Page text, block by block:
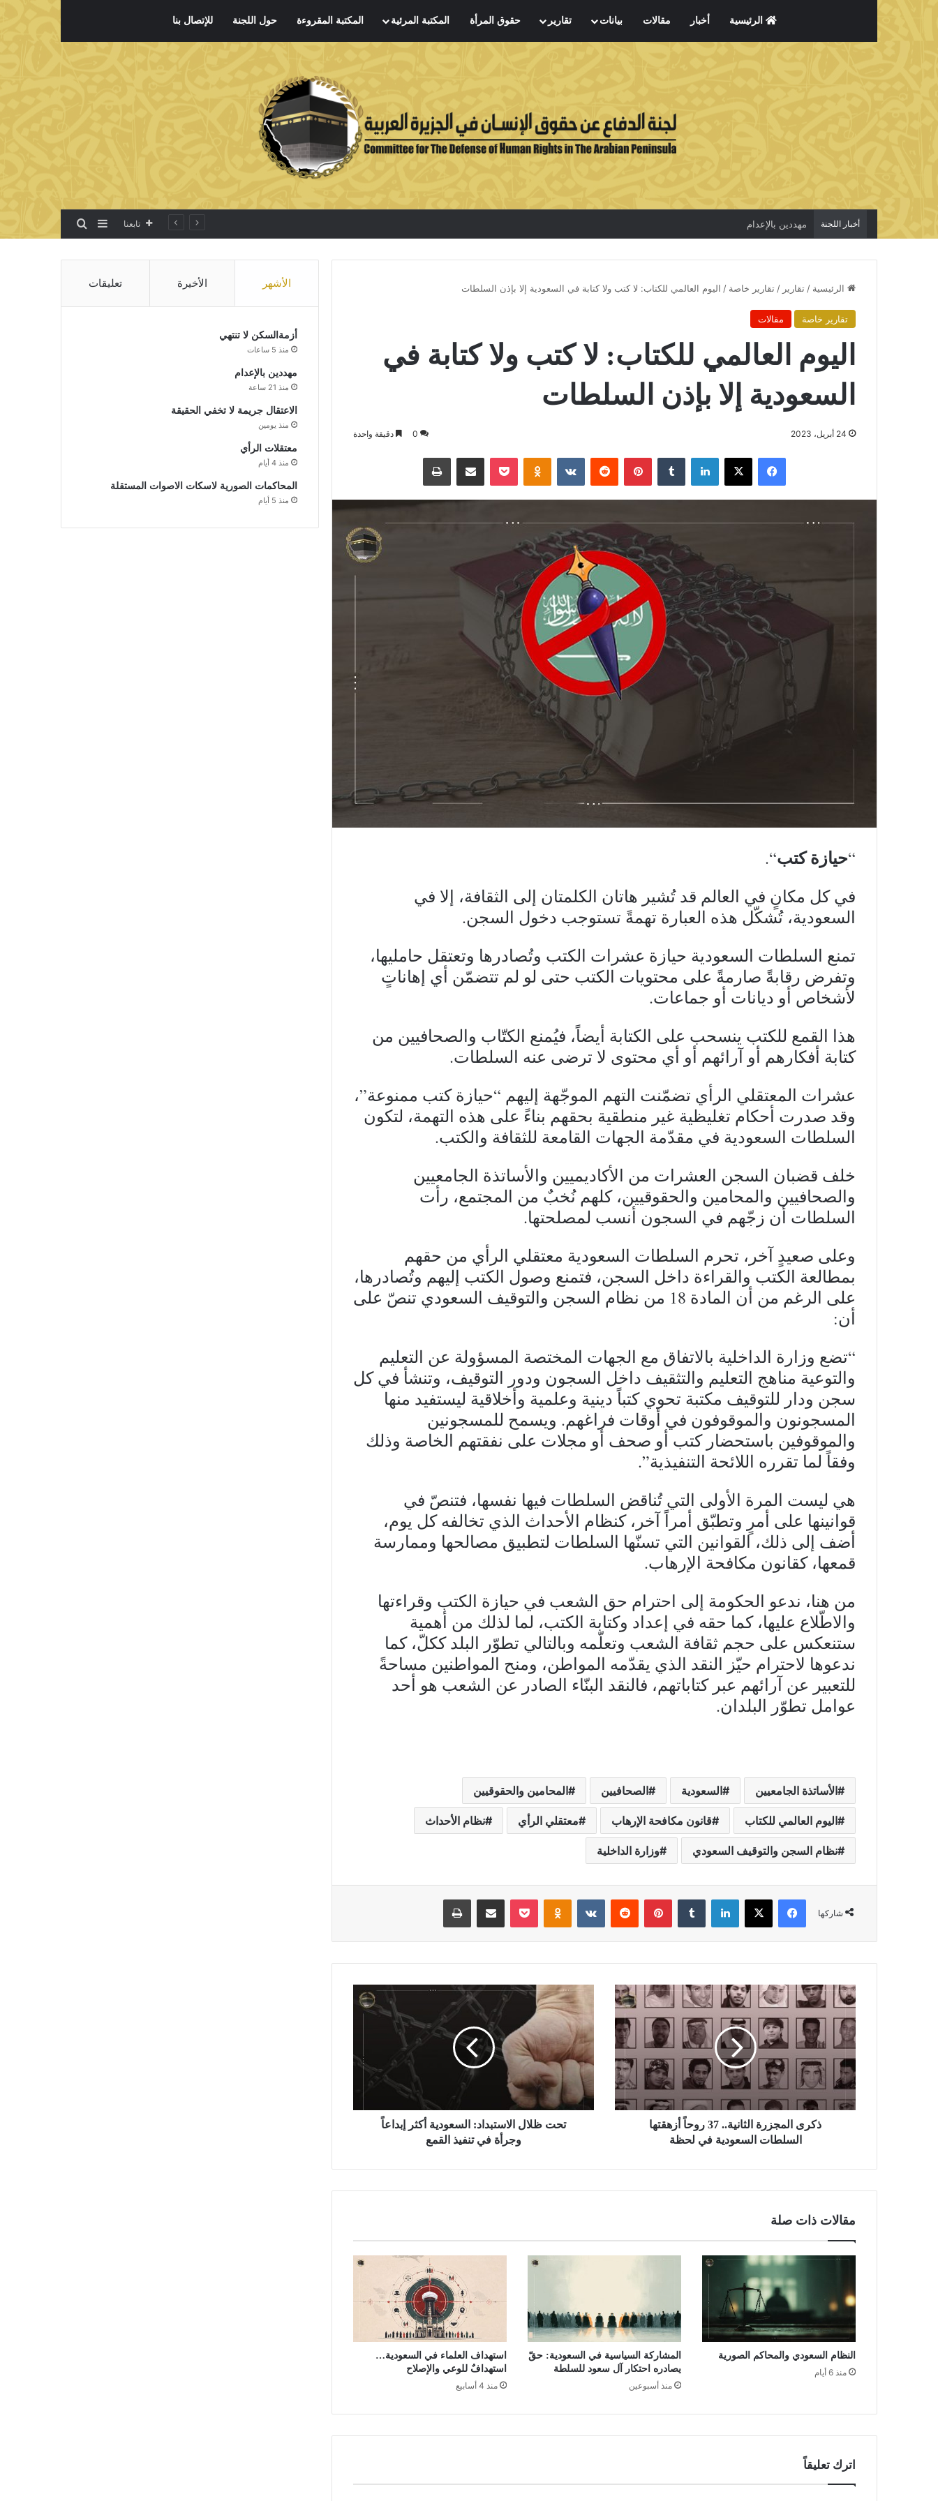
الرئيسية أخبار مقالات بيانات تقارير حقوق المرأة المكتبة المرئية المكتبة المقروءة حول اللجنة للإتصال بنا
أخبار اللجنة الاعتقال جريمة لا تخفي الحقيقة تابعنا إضافة عمود جانبي
بحث عن
الرئيسية / تقارير / تقارير خاصة / اليوم العالمي للكتاب: لا كتب ولا كتابة في السعودية إلا بإذن السلطات
تقارير خاصة مقالات
اليوم العالمي للكتاب: لا كتب ولا كتابة في
السعودية إلا بإذن السلطات
24 أبريل، 2023 0 دقيقة واحدة
فيسبوك X لينكدإن بينتيريست Odnoklassniki
بوكيت مشاركة عبر البريد طباعة
“حيازة كتب“.
في كل مكانٍ في العالم قد تُشير هاتان الكلمتان إلى الثقافة، إلا في
السعودية، تُشكّل هذه العبارة تهمةً تستوجب دخول السجن.
تمنع السلطات السعودية حيازة عشرات الكتب وتُصادرها وتعتقل حامليها،
وتفرض رقابةً صارمةً على محتويات الكتب حتى لو لم تتضمّن أي إهاناتٍ
لأشخاص أو ديانات أو جماعات.
هذا القمع للكتب ينسحب على الكتابة أيضاً، فيُمنع الكتّاب والصحافيين من
كتابة أفكارهم أو آرائهم أو أي محتوى لا ترضى عنه السلطات.
عشرات المعتقلي الرأي تضمّنت التهم الموجّهة إليهم “حيازة كتب ممنوعة”،
وقد صدرت أحكام تغليظية غير منطقية بحقهم بناءً على هذه التهمة، لتكون
السلطات السعودية في مقدّمة الجهات القامعة للثقافة والكتب.
خلف قضبان السجن العشرات من الأكاديميين والأساتذة الجامعيين
والصحافيين والمحامين والحقوقيين، كلهم نُخبٌ من المجتمع، رأت
السلطات أن زجّهم في السجون أنسب لمصلحتها.
وعلى صعيدٍ آخر، تحرم السلطات السعودية معتقلي الرأي من حقهم
بمطالعة الكتب والقراءة داخل السجن، فتمنع وصول الكتب إليهم وتُصادرها،
على الرغم من أن المادة 18 من نظام السجن والتوقيف السعودي تنصّ على
أن:
“تضع وزارة الداخلية بالاتفاق مع الجهات المختصة المسؤولة عن التعليم
والتوعية مناهج التعليم والتثقيف داخل السجون ودور التوقيف، وتنشأ في كل
سجن ودار للتوقيف مكتبة تحوي كتباً دينية وعلمية وأخلاقية ليستفيد منها
المسجونون والموقوفون في أوقات فراغهم. ويسمح للمسجونين
والموقوفين باستحضار كتب أو صحف أو مجلات على نفقتهم الخاصة وذلك
وفقاً لما تقرره اللائحة التنفيذية”.
هي ليست المرة الأولى التي تُناقض السلطات فيها نفسها، فتنصّ في
قوانينها على أمرٍ وتطبّق أمراً آخر، كنظام الأحداث الذي تخالفه كل يوم،
أضف إلى ذلك، القوانين التي تسنّها السلطات لتطبيق مصالحها وممارسة
قمعها، كقانون مكافحة الإرهاب.
من هنا، ندعو الحكومة إلى احترام حق الشعب في حيازة الكتب وقراءتها
والاطّلاع عليها، كما حقه في إعداد وكتابة الكتب، لما لذلك من أهمية
ستنعكس على حجم ثقافة الشعب وتعلّمه وبالتالي تطوّر البلد ككلّ، كما
ندعوها لاحترام حيّز النقد الذي يقدّمه المواطن، ومنح المواطنين مساحةً
للتعبير عن آرائهم عبر كتاباتهم، فالنقد البنّاء الصادر عن الشعب هو أحد
عوامل تطوّر البلدان.
الأساتذة الجامعيين السعودية الصحافيين المحامين والحقوقيين
اليوم العالمي للكتاب قانون مكافحة الإرهاب معتقلي الرأي نظام الأحداث
نظام السجن والتوقيف السعودي وزارة الداخلية
شاركها
فيسبوك X لينكدإن بينتيريست Odnoklassniki
بوكيت مشاركة عبر البريد طباعة
ذكرى المجزرة الثانية.. 37 روحاً أزهقتها
السلطات السعودية في لحظة
تحت ظلال الاستبداد: السعودية أكثر إبداعاً
وجرأة في تنفيذ القمع
مقالات ذات صلة
النظام السعودي والمحاكم الصورية
منذ 6 أيام
المشاركة السياسية في السعودية: حقّ
يصادره احتكار آل سعود للسلطة
منذ أسبوعين
استهداف العلماء في السعودية…
استهدافٌ للوعي والإصلاح
منذ 4 أسابيع
اترك تعليقاً
الأشهر الأخيرة تعليقات
أزمةالسكن لا تنتهي
منذ 5 ساعات
مهددين بالإعدام
منذ 21 ساعة
الاعتقال جريمة لا تخفي الحقيقة
منذ يومين
معتقلات الرأي
منذ 4 أيام
المحاكمات الصورية لاسكات الاصوات المستقلة
منذ 5 أيام